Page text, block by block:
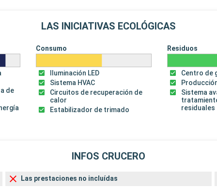
LAS INICIATIVAS ECOLÓGICAS
de
Consumo
Iluminación LED
Sistema HVAC
Circuitos de recuperación de
calor
Estabilizador de trimado
Residuos
Centro de
Sistema
residuales
INFOS CRUCERO
Las prestaciones no incluídas